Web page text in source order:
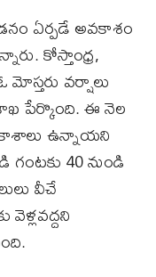
ఏర్పడే అవకాశం
కోస్తాంధ్ర,
వర్షాలు
పేర్కొంది. ఈ నెల
ఉన్నాయని
గంటకు 40 నుండి
వీచే